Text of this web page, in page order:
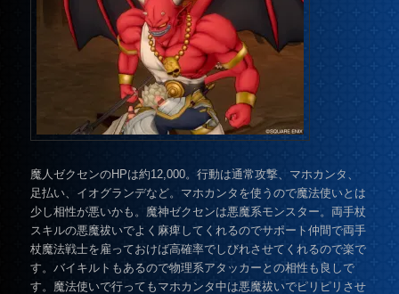
魔人ゼクセンのHPは約12,000。行動は通常攻撃、マホカンタ、
足払い、イオグランデなど。マホカンタを使うので魔法使いとは
少し相性が悪いかも。魔神ゼクセンは悪魔系モンスター。両手杖
スキルの悪魔祓いでよく麻痺してくれるのでサポート仲間で両手
杖魔法戦士を雇っておけば高確率でしびれさせてくれるので楽で
す。バイキルトもあるので物理系アタッカーとの相性も良しで
す。魔法使いで行ってもマホカンタ中は悪魔祓いでピリピリさせ